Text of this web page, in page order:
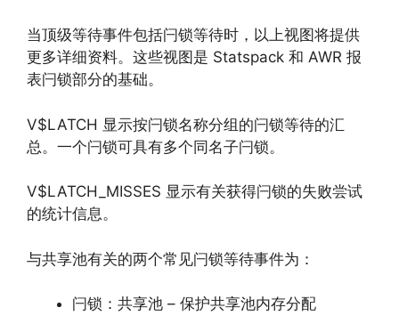
当顶级等待事件包括闩锁等待时，以上视图将提供
更多详细资料。这些视图是 Statspack 和 AWR 报
表闩锁部分的基础。
V$LATCH 显示按闩锁名称分组的闩锁等待的汇
总。一个闩锁可具有多个同名子闩锁。
V$LATCH_MISSES 显示有关获得闩锁的失败尝试
的统计信息。
与共享池有关的两个常见闩锁等待事件为：
闩锁：共享池 – 保护共享池内存分配